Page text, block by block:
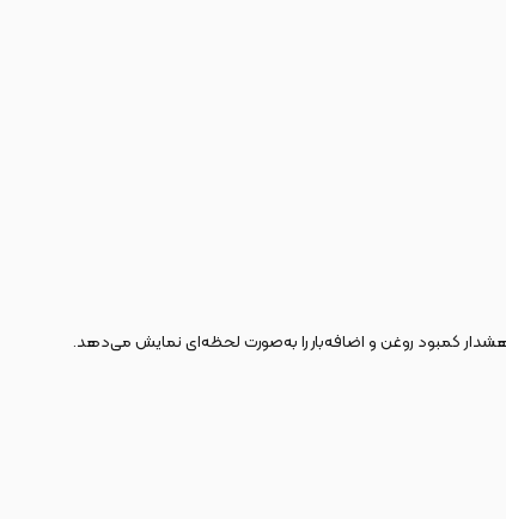
هشدار کمبود روغن و اضافه‌بار را به‌صورت لحظه‌ای نمایش می‌دهد.